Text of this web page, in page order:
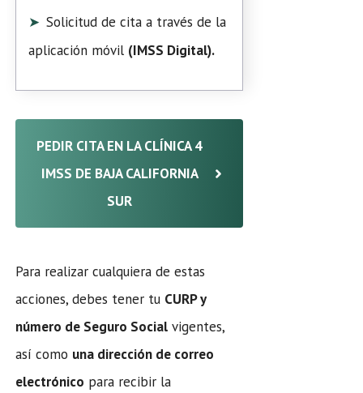
Solicitud de cita a través de la
aplicación móvil (IMSS Digital).
PEDIR CITA EN LA CLÍNICA 4
IMSS DE BAJA CALIFORNIA
SUR
Para realizar cualquiera de estas
acciones, debes tener tu CURP y
número de Seguro Social vigentes,
así como una dirección de correo
electrónico para recibir la